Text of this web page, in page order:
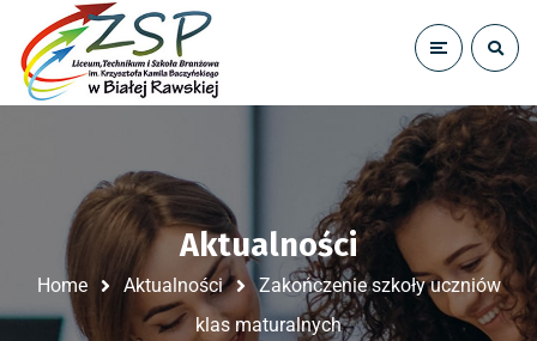
Aktualności
Home Aktualności
Zakończenie szkoły uczniów
klas maturalnych